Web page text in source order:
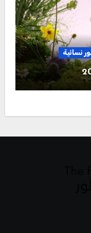
نسائية